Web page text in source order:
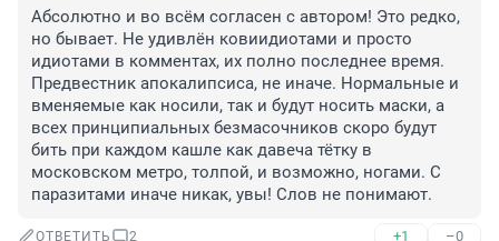
Абсолютно и во всём согласен с автором! Это редко,
но бывает. Не удивлён ковиидиотами и просто
идиотами в комментах, их полно последнее время.
Предвестник апокалипсиса, не иначе. Нормальные и
вменяемые как носили, так и будут носить маски, а
всех принципиальных безмасочников скоро будут
бить при каждом кашле как давеча тётку в
московском метро, толпой, и возможно, ногами. С
паразитами иначе никак, увы! Слов не понимают.
ОТВЕТИТЬ 2 +1 –0